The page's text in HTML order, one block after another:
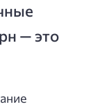
— это